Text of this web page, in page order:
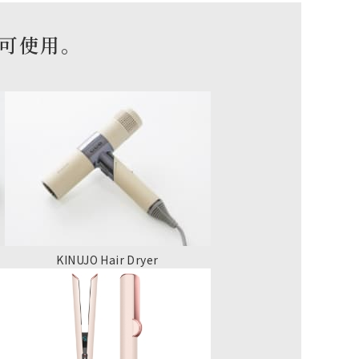
用。
KINUJO Hair Dryer